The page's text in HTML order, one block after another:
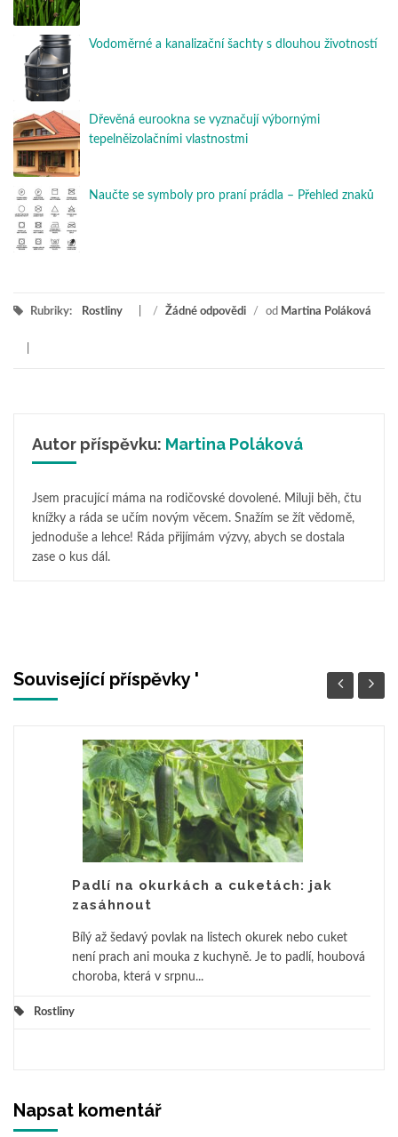
Vodoměrné a kanalizační šachty s dlouhou životností
Dřevěná eurookna se vyznačují výbornými
tepelněizolačními vlastnostmi
Naučte se symboly pro praní prádla – Přehled znaků
Rubriky: Rostliny / Žádné odpovědi / od Martina Poláková
Autor příspěvku: Martina Poláková
Jsem pracující máma na rodičovské dovolené. Miluji běh, čtu
knížky a ráda se učím novým věcem. Snažím se žít vědomě,
jednoduše a lehce! Ráda přijímám výzvy, abych se dostala
zase o kus dál.
Související příspěvky '
Padlí na okurkách a cuketách: jak
zasáhnout
Bílý až šedavý povlak na listech okurek nebo cuket
není prach ani mouka z kuchyně. Je to padlí, houbová
choroba, která v srpnu...
Rostliny
Napsat komentář